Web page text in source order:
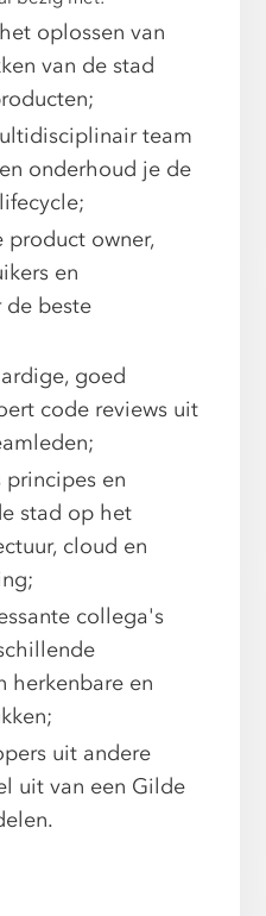
oplossen van
van de stad
team
onderhoud je de
product owner,
en
beste
goed
code reviews uit
en
stad op het
cloud en
collega's
herkenbare en
uit andere
uit van een Gilde